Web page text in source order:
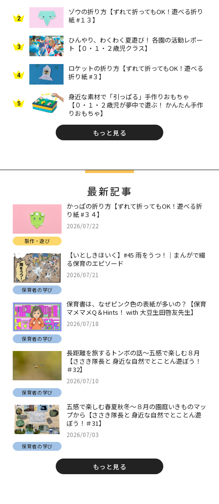
2
ゾウの折り方【ずれて折ってもOK！遊べる折り
紙 #１３】
3
ひんやり、わくわく夏遊び！ 各園の活動レポー
ト【０・１・２歳児クラス】
4
ロケットの折り方【ずれて折ってもOK！遊べる
折り紙 #３】
5
身近な素材で「引っぱる」手作りおもちゃ
【０・１・２歳児が夢中で遊ぶ！ かんたん手作
りおもちゃ】
もっと見る
最新記事
かっぱの折り方【ずれて折ってもOK！遊べる折
り紙 #３４】
2026/07/22
製作・遊び
【いとしきほいく】#45 雨をうつ！｜まんがで綴
る保育のエピソード
2026/07/21
保育者の学び
保育書は、なぜピンク色の表紙が多いの？【保育
マメマメQ＆Hints！ with 大豆生田啓友先生】
2026/07/18
保育者の学び
長距離を旅するトンボの話～五感で楽しむ８月
【ささき隊長と 身近な自然でとことん遊ぼう！
＃32】
2026/07/10
保育者の学び
五感で楽しむ春夏秋冬～８月の園庭いきものマッ
プから【ささき隊長と 身近な自然でとことん遊
ぼう！＃31】
2026/07/03
保育者の学び
もっと見る